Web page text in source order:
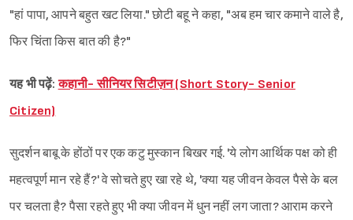
"हां पापा, आपने बहुत खट लिया." छोटी बहू ने कहा, "अब हम चार कमाने वाले है,
फिर चिंता किस बात की है?"
यह भी पढ़ें:कहानी- सीनियर सिटीज़न (Short Story- Senior
Citizen)
सुदर्शन बाबू के होंठों पर एक कटु मुस्कान बिखर गई. 'ये लोग आर्थिक पक्ष को ही
महत्वपूर्ण मान रहे हैं?' वे सोचते हुए खा रहे थे, 'क्या यह जीवन केवल पैसे के बल
पर चलता है? पैसा रहते हुए भी क्या जीवन में धुन नहीं लग जाता? आराम करने